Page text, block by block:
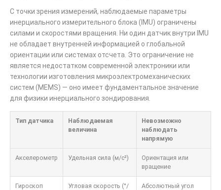
С точки зрения измерений, наблюдаемые параметры
инерциального измерительного блока (IMU) ограничены
силами и скоростями вращения. Ни один датчик внутри IMU
не обладает внутренней информацией о глобальной
ориентации или системах отсчета. Это ограничение не
является недостатком современной электроники или
технологии изготовления микроэлектромеханических
систем (MEMS) — оно имеет фундаментальное значение
для физики инерциального зондирования.
Тип датчика
Наблюдаемая
величина
Невозможно
наблюдать
напрямую
Акселерометр Удельная сила (м/с²)
Ориентация или
вращение
Гироскоп
Угловая скорость (°/
Абсолютный угол